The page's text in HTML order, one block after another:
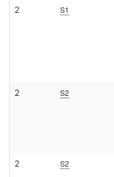
2 S1
2 S2
2 S2